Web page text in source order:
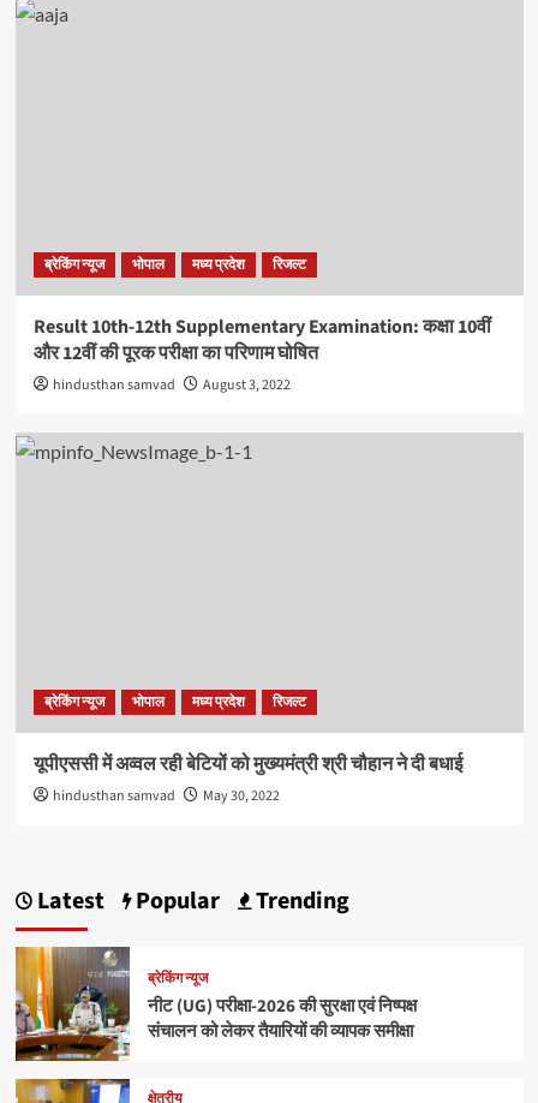
ब्रेकिंग न्यूज भोपाल मध्य प्रदेश रिजल्ट
Result 10th-12th Supplementary Examination: कक्षा 10वीं
और 12वीं की पूरक परीक्षा का परिणाम घोषित
hindusthan samvad August 3, 2022
ब्रेकिंग न्यूज भोपाल मध्य प्रदेश रिजल्ट
यूपीएससी में अव्वल रही बेटियों को मुख्यमंत्री श्री चौहान ने दी बधाई
hindusthan samvad May 30, 2022
Latest Popular Trending
ब्रेकिंग न्यूज
नीट (UG) परीक्षा-2026 की सुरक्षा एवं निष्पक्ष
संचालन को लेकर तैयारियों की व्यापक समीक्षा
क्षेत्रीय